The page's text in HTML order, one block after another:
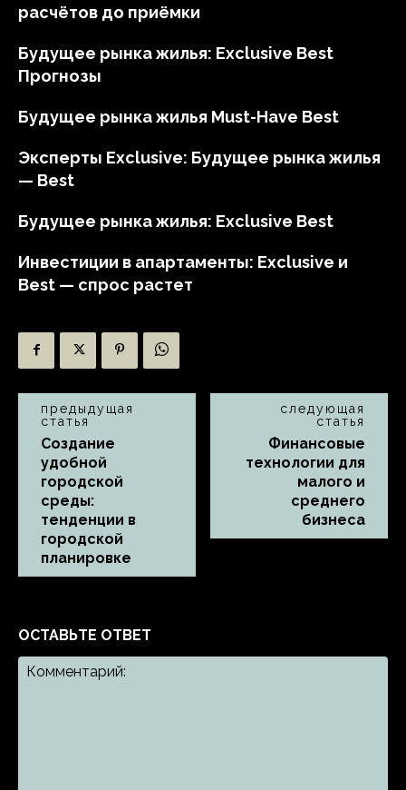
расчётов до приёмки
Будущее рынка жилья: Exclusive Best
Прогнозы
Будущее рынка жилья Must-Have Best
Эксперты Exclusive: Будущее рынка жилья
— Best
Будущее рынка жилья: Exclusive Best
Инвестиции в апартаменты: Exclusive и
Best — спрос растет
предыдущая
статья
Создание
удобной
городской
среды:
тенденции в
городской
планировке
следующая
статья
Финансовые
технологии для
малого и
среднего
бизнеса
ОСТАВЬТЕ ОТВЕТ